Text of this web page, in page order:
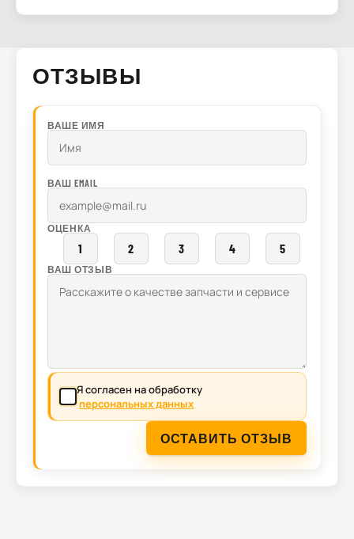
ОТЗЫВЫ
ВАШЕ ИМЯ
ВАШ EMAIL
ОЦЕНКА
1 2 3 4 5
ВАШ ОТЗЫВ
Я согласен на обработку
персональных данных
ОСТАВИТЬ ОТЗЫВ